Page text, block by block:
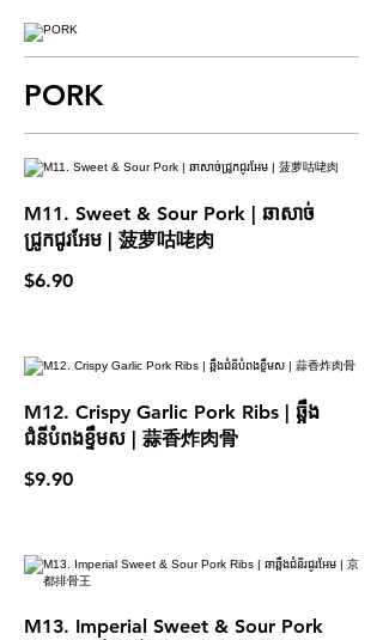
PORK
M11. Sweet & Sour Pork | ឆាសាច់
ជ្រូកជូរអែម​ | 菠萝咕咾肉
$6.90
M12. Crispy Garlic Pork Ribs | ឆ្អឹង
ជំនីបំពងខ្ទឹមស | 蒜香炸肉骨
$9.90
M13. Imperial Sweet & Sour Pork